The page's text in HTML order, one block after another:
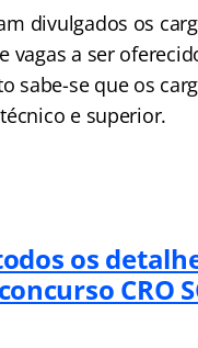
divulgados os
vagas a ser
sabe-se que os
e superior.
os
concurso CRO